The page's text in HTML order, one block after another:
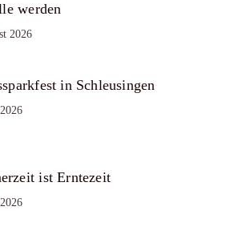
werden
2026
in Schleusingen
ist Erntezeit